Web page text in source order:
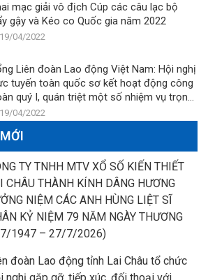
mạc giải vô địch Cúp các câu lạc bộ
gậy và Kéo co Quốc gia năm 2022
19/04/2022
Liên đoàn Lao động Việt Nam: Hội nghị
tuyến toàn quốc sơ kết hoạt động công
quý I, quán triệt một số nhiệm vụ trọng
thời gian tới
19/04/2022
TY TNHH MTV XỔ SỐ KIẾN THIẾT
CHÂU THÀNH KÍNH DÂNG HƯƠNG
NIỆM CÁC ANH HÙNG LIỆT SĨ
KỶ NIỆM 79 NĂM NGÀY THƯƠNG
1947 – 27/7/2026)
đoàn Lao động tỉnh Lai Châu tổ chức